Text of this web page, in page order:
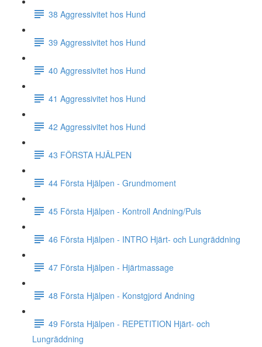
38 Aggressivitet hos Hund
39 Aggressivitet hos Hund
40 Aggressivitet hos Hund
41 Aggressivitet hos Hund
42 Aggressivitet hos Hund
43 FÖRSTA HJÄLPEN
44 Första Hjälpen - Grundmoment
45 Första Hjälpen - Kontroll Andning/Puls
46 Första Hjälpen - INTRO Hjärt- och Lungräddning
47 Första Hjälpen - Hjärtmassage
48 Första Hjälpen - Konstgjord Andning
49 Första Hjälpen - REPETITION Hjärt- och
Lungräddning